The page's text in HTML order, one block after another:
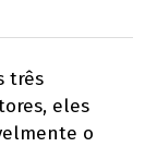
três
eles
o